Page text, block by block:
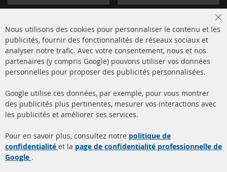
+49 (0) 4533 799000
info@contra-automotive.de
facebook
instagram
Filtres à particules diesel
(FPD)
à propos de nous
Nous utilisons des cookies pour personnaliser le contenu et les
publicités, fournir des fonctionnalités de réseaux sociaux et
analyser notre trafic. Avec votre consentement, nous et nos
partenaires (y compris Google) pouvons utiliser vos données
personnelles pour proposer des publicités personnalisées.
Google utilise ces données, par exemple, pour vous montrer
des publicités plus pertinentes, mesurer vos interactions avec
les publicités et améliorer ses services.
Pour en savoir plus, consultez notre politique de
confidentialité et la page de confidentialité professionnelle de
Google .